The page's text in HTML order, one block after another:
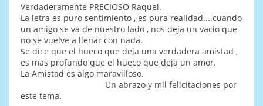
Verdaderamente PRECIOSO Raquel.
La letra es puro sentimiento , es pura realidad....cuando
un amigo se va de nuestro lado , nos deja un vacio que
no se vuelve a llenar con nada.
Se dice que el hueco que deja una verdadera amistad ,
es mas profundo que el hueco que deja un amor.
La Amistad es algo maravilloso.
Un abrazo y mil felicitaciones por
este tema.